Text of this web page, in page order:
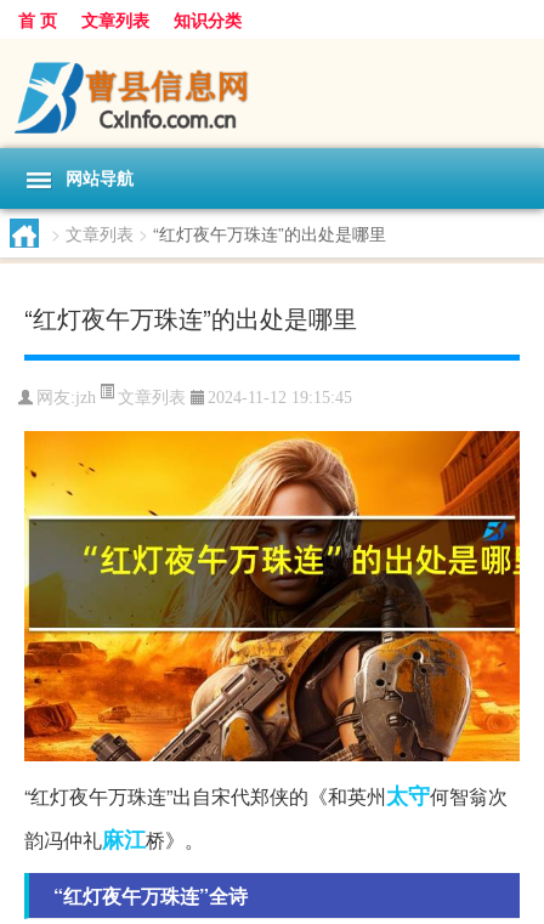
首 页 文章列表 知识分类
网站导航
> 文章列表 > “红灯夜午万珠连”的出处是哪里
“红灯夜午万珠连”的出处是哪里
网友:jzh 文章列表 2024-11-12 19:15:45
“红灯夜午万珠连”出自宋代郑侠的《和英州太守何智翁次
韵冯仲礼麻江桥》。
“红灯夜午万珠连”全诗